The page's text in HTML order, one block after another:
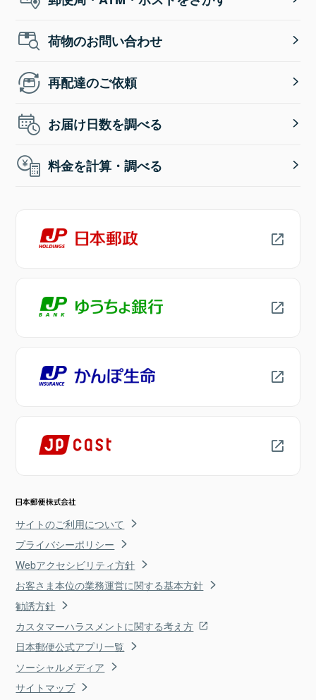
荷物のお問い合わせ
再配達のご依頼
お届け日数を調べる
料金を計算・調べる
サイトのご利用について
プライバシーポリシー
Webアクセシビリティ方針
お客さま本位の業務運営に関する基本方針
勧誘方針
カスタマーハラスメントに関する考え方
日本郵便公式アプリ一覧
ソーシャルメディア
サイトマップ